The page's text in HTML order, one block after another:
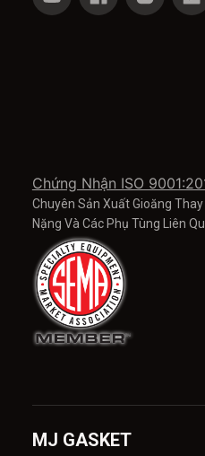
Chứng Nhận ISO
Chuyên Sản Xuất Gioăng
Nặng Và Các Phụ Tùng Liên
MJ GASKET